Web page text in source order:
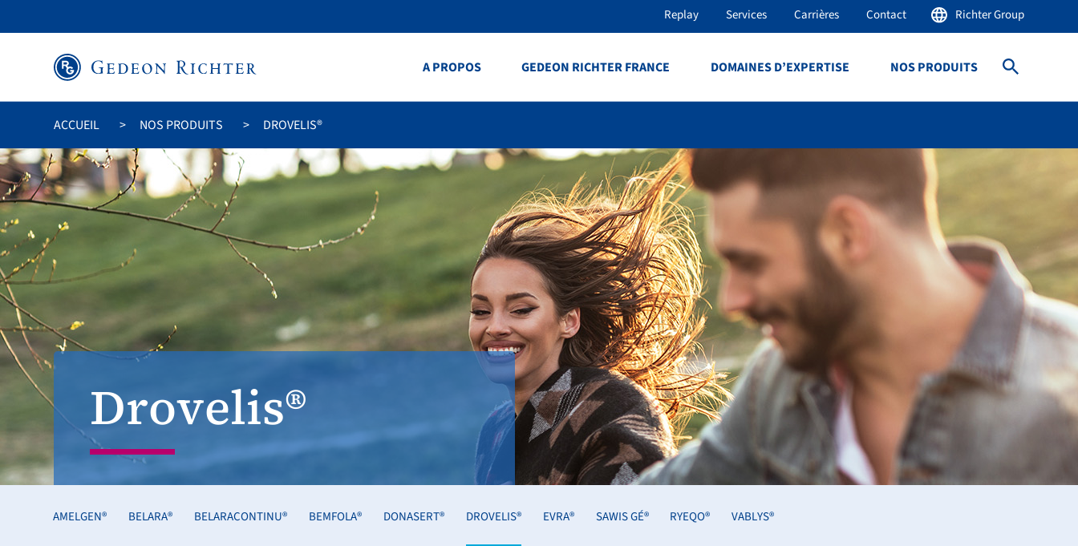
Replay Services Carrières Contact Richter Group
A PROPOS GEDEON RICHTER FRANCE DOMAINES D’EXPERTISE NOS PRODUITS
ACCUEIL NOS PRODUITS DROVELIS®
Drovelis®
AMELGEN® BELARA® BELARACONTINU® BEMFOLA® DONASERT® DROVELIS® EVRA® SAWIS GÉ® RYEQO® VABLYS®